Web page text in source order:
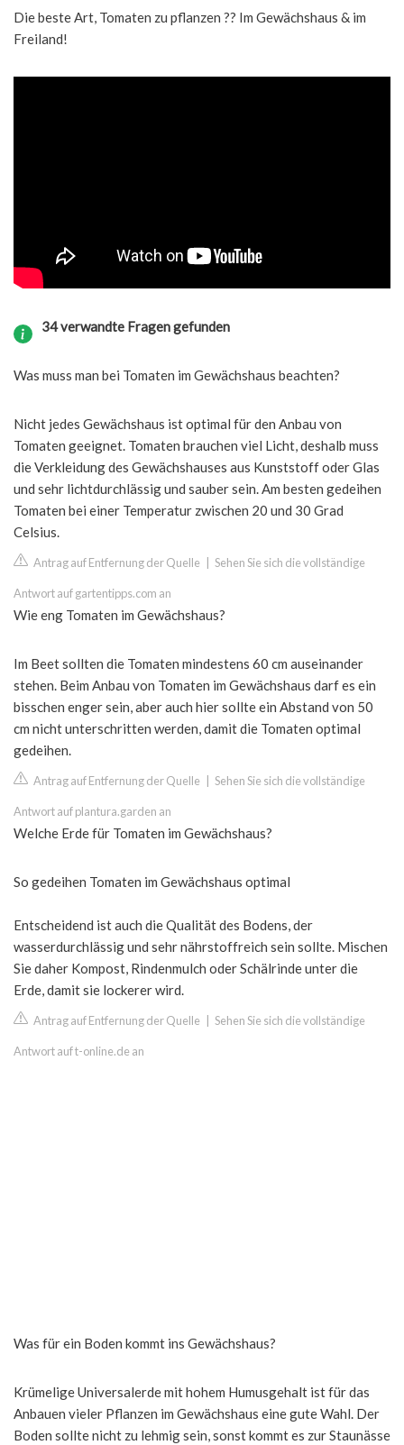
Die beste Art, Tomaten zu pflanzen ?? Im Gewächshaus & im
Freiland!
34 verwandte Fragen gefunden
Was muss man bei Tomaten im Gewächshaus beachten?
Nicht jedes Gewächshaus ist optimal für den Anbau von
Tomaten geeignet. Tomaten brauchen viel Licht, deshalb muss
die Verkleidung des Gewächshauses aus Kunststoff oder Glas
und sehr lichtdurchlässig und sauber sein. Am besten gedeihen
Tomaten bei einer Temperatur zwischen 20 und 30 Grad
Celsius.
Antrag auf Entfernung der Quelle Sehen Sie sich die vollständige
Antwort auf gartentipps.com an
Wie eng Tomaten im Gewächshaus?
Im Beet sollten die Tomaten mindestens 60 cm auseinander
stehen. Beim Anbau von Tomaten im Gewächshaus darf es ein
bisschen enger sein, aber auch hier sollte ein Abstand von 50
cm nicht unterschritten werden, damit die Tomaten optimal
gedeihen.
Antrag auf Entfernung der Quelle Sehen Sie sich die vollständige
Antwort auf plantura.garden an
Welche Erde für Tomaten im Gewächshaus?
So gedeihen Tomaten im Gewächshaus optimal
Entscheidend ist auch die Qualität des Bodens, der
wasserdurchlässig und sehr nährstoffreich sein sollte. Mischen
Sie daher Kompost, Rindenmulch oder Schälrinde unter die
Erde, damit sie lockerer wird.
Antrag auf Entfernung der Quelle Sehen Sie sich die vollständige
Antwort auf t-online.de an
Was für ein Boden kommt ins Gewächshaus?
Krümelige Universalerde mit hohem Humusgehalt ist für das
Anbauen vieler Pflanzen im Gewächshaus eine gute Wahl. Der
Boden sollte nicht zu lehmig sein, sonst kommt es zur Staunässe